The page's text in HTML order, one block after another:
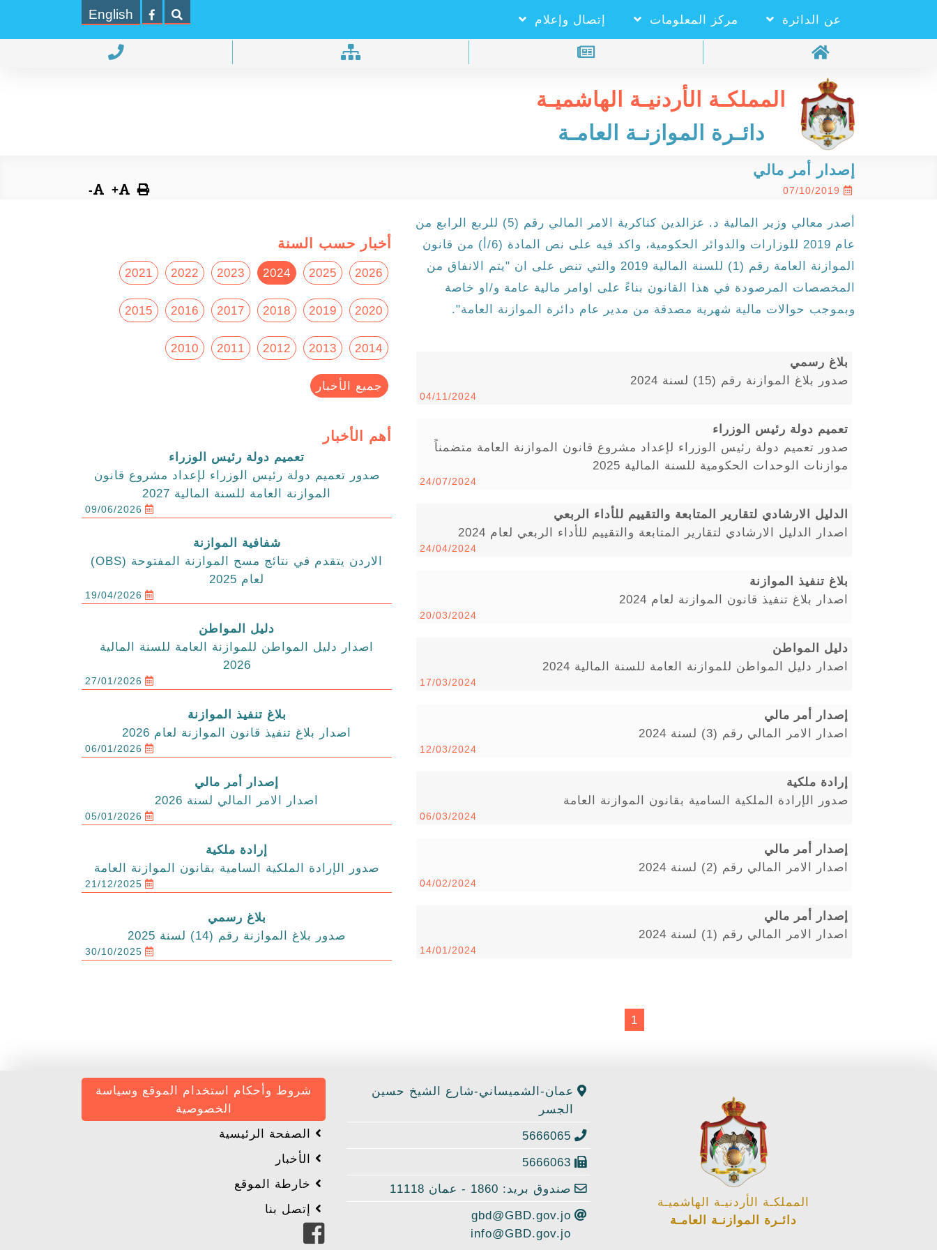
بحـث English
المملكـة الأردنيـة الهاشميـة
دائـرة الموازنـة العامـة
عن الدائرة مركز المعلومات إتصال وإعلام
إصدار أمر مالي
07/10/2019
+
-
أصدر معالي وزير المالية د. عزالدين كناكرية الامر المالي رقم (5) للربع الرابع من
عام 2019 للوزارات والدوائر الحكومية، واكد فيه على نص المادة (6/أ) من قانون
الموازنة العامة رقم (1) للسنة المالية 2019 والتي تنص على ان "يتم الانفاق من
المخصصات المرصودة في هذا القانون بناءً على اوامر مالية عامة و/او خاصة
وبموجب حوالات مالية شهرية مصدقة من مدير عام دائرة الموازنة العامة".
بلاغ رسمي
صدور بلاغ الموازنة رقم (15) لسنة 2024
04/11/2024
تعميم دولة رئيس الوزراء
صدور تعميم دولة رئيس الوزراء لإعداد مشروع قانون الموازنة العامة متضمناً
موازنات الوحدات الحكومية للسنة المالية 2025
24/07/2024
الدليل الارشادي لتقارير المتابعة والتقييم للأداء الربعي
اصدار الدليل الارشادي لتقارير المتابعة والتقييم للأداء الربعي لعام 2024
24/04/2024
بلاغ تنفيذ الموازنة
اصدار بلاغ تنفيذ قانون الموازنة لعام 2024
20/03/2024
دليل المواطن
اصدار دليل المواطن للموازنة العامة للسنة المالية 2024
17/03/2024
إصدار أمر مالي
اصدار الامر المالي رقم (3) لسنة 2024
12/03/2024
إرادة ملكية
صدور الإرادة الملكية السامية بقانون الموازنة العامة
06/03/2024
إصدار أمر مالي
اصدار الامر المالي رقم (2) لسنة 2024
04/02/2024
إصدار أمر مالي
اصدار الامر المالي رقم (1) لسنة 2024
14/01/2024
1
أخبار حسب السنة
2026
2025
2024
2023
2022
2021
2020
2019
2018
2017
2016
2015
2014
2013
2012
2011
2010
جميع الأخبار
أهم الأخبار
تعميم دولة رئيس الوزراء
صدور تعميم دولة رئيس الوزراء لإعداد مشروع قانون
الموازنة العامة للسنة المالية 2027
09/06/2026
شفافية الموازنة
الاردن يتقدم في نتائج مسح الموازنة المفتوحة (OBS)
لعام 2025
19/04/2026
دليل المواطن
اصدار دليل المواطن للموازنة العامة للسنة المالية
2026
27/01/2026
بلاغ تنفيذ الموازنة
اصدار بلاغ تنفيذ قانون الموازنة لعام 2026
06/01/2026
إصدار أمر مالي
اصدار الامر المالي لسنة 2026
05/01/2026
إرادة ملكية
صدور الإرادة الملكية السامية بقانون الموازنة العامة
21/12/2025
بلاغ رسمي
صدور بلاغ الموازنة رقم (14) لسنة 2025
30/10/2025
المملكـة الأردنيـة الهاشميـة
دائـرة الموازنـة العامـة
عمان-الشميساني-شارع الشيخ حسين
الجسر
5666065
5666063
صندوق بريد: 1860 - عمان 11118
gbd@GBD.gov.jo
info@GBD.gov.jo
شروط وأحكام استخدام الموقع وسياسة
الخصوصية
الصفحة الرئيسية
الأخبار
خارطة الموقع
إتصل بنا